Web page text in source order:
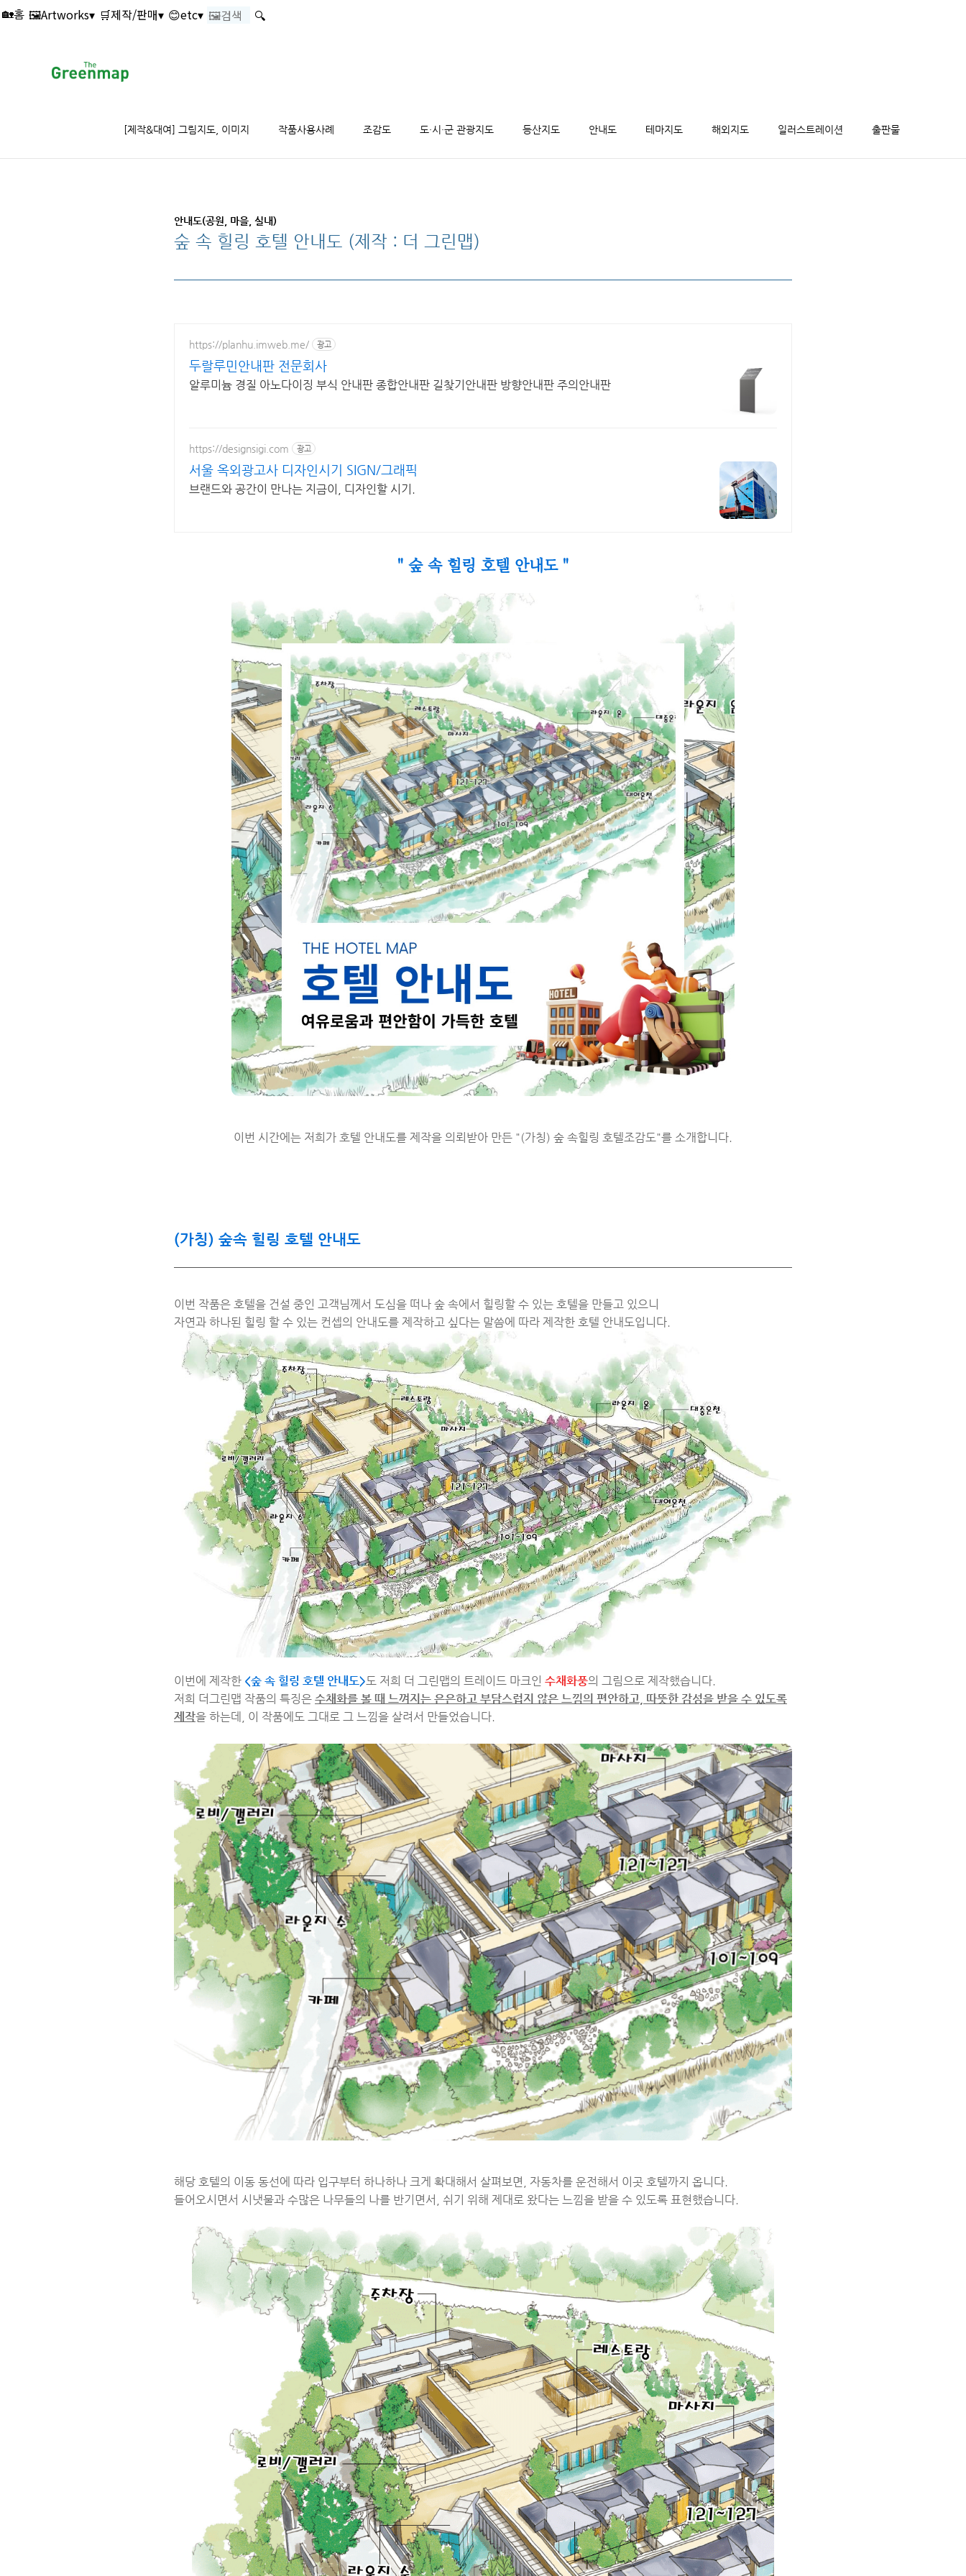
🏡홈 🖼️Artworks▾ 🛒제작/판매▾ 😊etc▾ 🔍
[제작&대여] 그림지도, 이미지 작품사용사례 조감도 도·시·군 관광지도 등산지도 안내도 테마지도 해외지도 일러스트레이션 출판물
안내도(공원, 마을, 실내)
숲 속 힐링 호텔 안내도 (제작 : 더 그린맵)
https://planhu.imweb.me/ 광고
두랄루민안내판 전문회사
알루미늄 경질 아노다이징 부식 안내판 종합안내판 길찾기안내판 방향안내판 주의안내판
https://designsigi.com 광고
서울 옥외광고사 디자인시기 SIGN/그래픽
브랜드와 공간이 만나는 지금이, 디자인할 시기.
" 숲 속 힐링 호텔 안내도 "
이번 시간에는 저희가 호텔 안내도를 제작을 의뢰받아 만든 "(가칭) 숲 속힐링 호텔조감도"를 소개합니다.
(가칭) 숲속 힐링 호텔 안내도
이번 작품은 호텔을 건설 중인 고객님께서 도심을 떠나 숲 속에서 힐링할 수 있는 호텔을 만들고 있으니
자연과 하나된 힐링 할 수 있는 컨셉의 안내도를 제작하고 싶다는 말씀에 따라 제작한 호텔 안내도입니다.
이번에 제작한 <숲 속 힐링 호텔 안내도>도 저희 더 그린맵의 트레이드 마크인 수채화풍의 그림으로 제작했습니다.
저희 더그린맵 작품의 특징은 수채화를 볼 때 느껴지는 은은하고 부담스럽지 않은 느낌의 편안하고, 따뜻한 감성을 받을 수 있도록
제작을 하는데, 이 작품에도 그대로 그 느낌을 살려서 만들었습니다.
해당 호텔의 이동 동선에 따라 입구부터 하나하나 크게 확대해서 살펴보면, 자동차를 운전해서 이곳 호텔까지 옵니다.
들어오시면서 시냇물과 수많은 나무들의 나를 반기면서, 쉬기 위해 제대로 왔다는 느낌을 받을 수 있도록 표현했습니다.